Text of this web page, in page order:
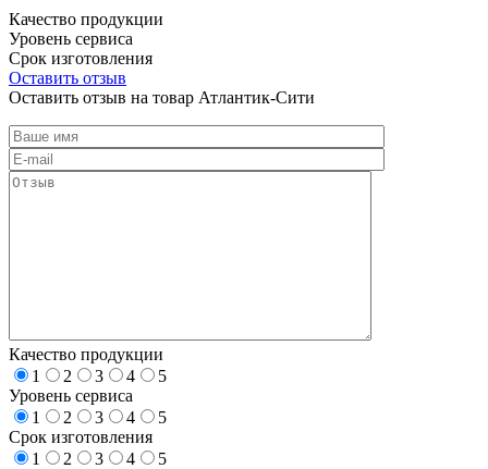
Качество продукции
Уровень сервиса
Срок изготовления
Оставить отзыв
Оставить отзыв на товар Атлантик-Сити
Качество продукции
1
2 3 4
5
Уровень сервиса
1
2 3 4
5
Срок изготовления
1
2 3 4
5